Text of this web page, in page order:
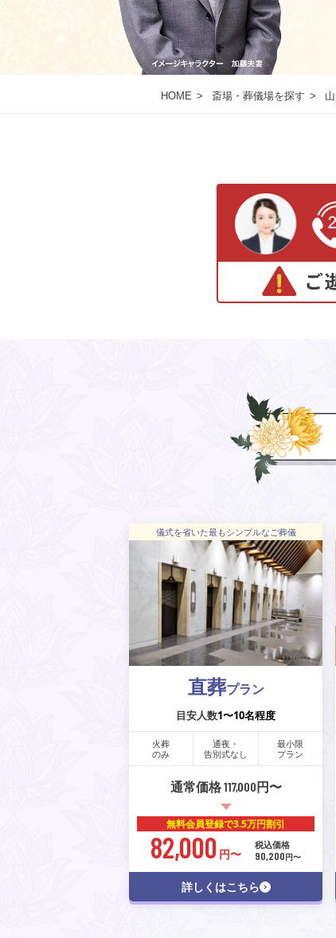
HOME 斎場・葬儀場を探す
儀式を省いた最もシンプルなご葬儀
直葬プラン
目安人数1〜10名程度
火葬
のみ
通夜・
告別式なし
最小限
プラン
通常価格 117,000円〜
無料会員登録で3.5万円割引
82,000 円〜
税込価格
90,200円〜
詳しくはこちら